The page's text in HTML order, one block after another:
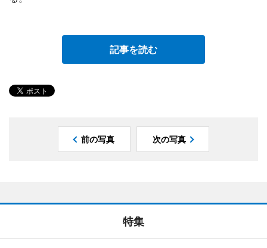
記事を読む
前の写真 次の写真
特集